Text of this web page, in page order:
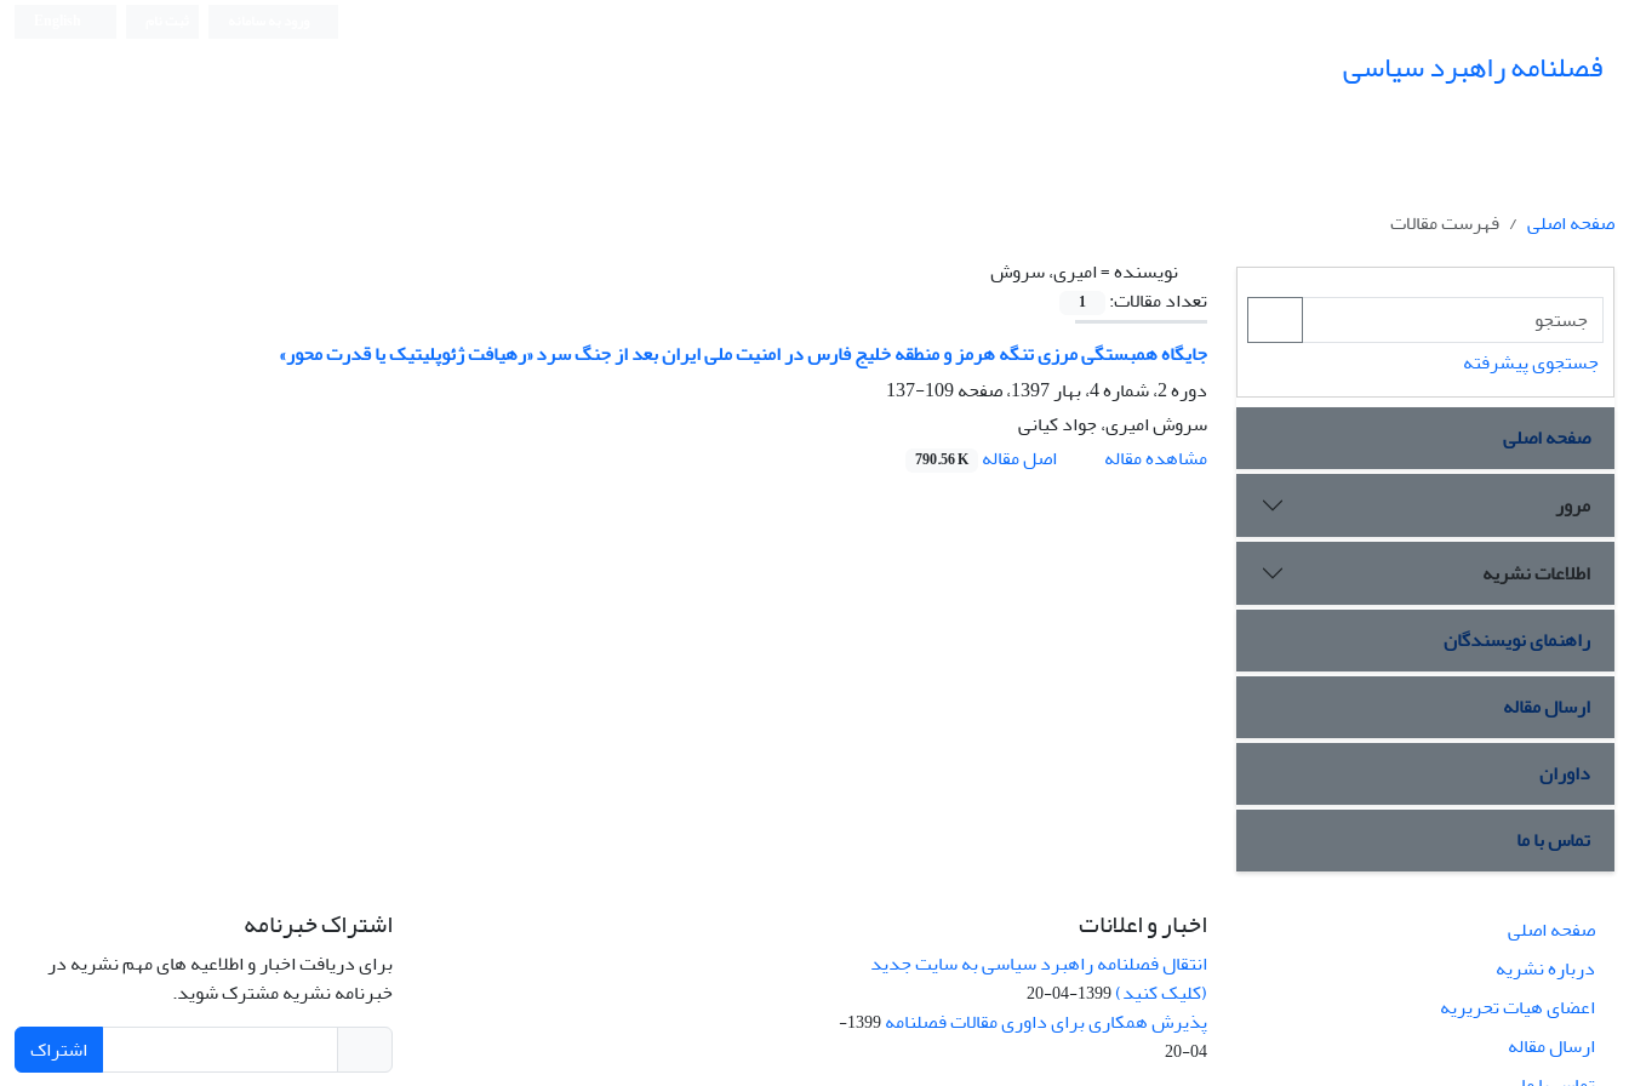
فصلنامه راهبرد سیاسی
صفحه اصلی
فهرست مقالات
نویسنده =امیری، سروش
تعداد مقالات:
1
جایگاه همبستگی مرزی تنگه هرمز و منطقه خلیج فارس در امنیت ملی ایران بعد از جنگ سرد «رهیافت ژئوپلیتیک یا قدرت محور»
دوره 2، شماره 4، بهار 1397، صفحه
109-137
سروش امیری، جواد کیانی
مشاهده مقاله
اصل مقاله 790.56 K
جستجوی پیشرفته
صفحه اصلی
مرور
اطلاعات نشریه
راهنمای نویسندگان
ارسال مقاله
داوران
تماس با ما
صفحه اصلی
درباره نشریه
اعضای هیات تحریریه
ارسال مقاله
اخبار و اعلانات
انتقال فصلنامه راهبرد سیاسی به سایت جدید
(کلیک کنید)1399-04-20
پذیرش همکاری برای داوری مقالات فصلنامه
1399-
04-20
اشتراک خبرنامه
برای دریافت اخبار و اطلاعیه های مهم نشریه در
خبرنامه نشریه مشترک شوید.
اشتراک